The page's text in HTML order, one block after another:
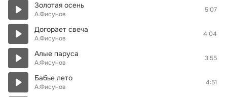
Золотая осень
А.Фисунов
5:07
Догорает свеча
А.Фисунов
4:04
Алые паруса
А.Фисунов
3:55
Бабье лето
А.Фисунов
4:51